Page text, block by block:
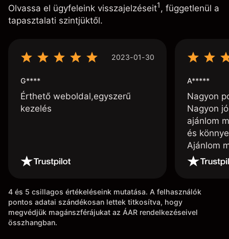
Olvassa el ügyfeleink visszajelzéseit1, függetlenül a
tapasztalati szintjüktől.
2023-01-30
G****
Érthető weboldal,egyszerű
kezelés
A*****
Nagyon
Nagyon
ajánlom
és
Ajánlom
4 és 5 csillagos értékeléseink mutatása. A felhasználók
pontos adatai szándékosan lettek titkosítva, hogy
megvédjük magánszférájukat az ÁAR rendelkezéseivel
összhangban.